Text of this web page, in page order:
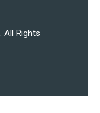
. All Rights